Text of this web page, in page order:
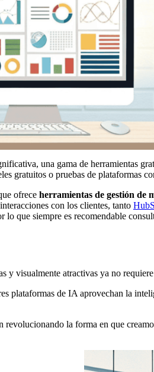
una gama de herramientas
gratuitos o pruebas de plataformas
ofrece herramientas de gestión de
con los clientes, tanto
que siempre es recomendable
y visualmente atractivas ya no
plataformas de IA aprovechan la
la forma en que